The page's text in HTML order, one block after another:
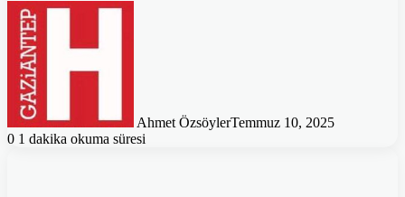
Ahmet ÖzsöylerTemmuz 10, 2025
0 1 dakika okuma süresi